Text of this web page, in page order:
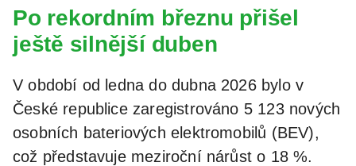
Po rekordním březnu přišel
ještě silnější duben
V období od ledna do dubna 2026 bylo v
České republice zaregistrováno 5 123 nových
osobních bateriových elektromobilů (BEV),
což představuje meziroční nárůst o 18 %.